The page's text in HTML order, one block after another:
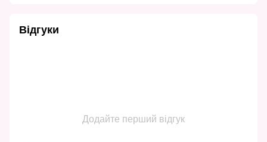
Відгуки
Додайте перший відгук